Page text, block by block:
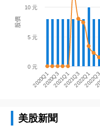
股價
2020Q12020Q32021Q12021Q32022Q1
0 元
5 元
10 元
美股新聞